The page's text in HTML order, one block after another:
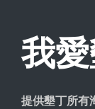
我
提供墾丁所有